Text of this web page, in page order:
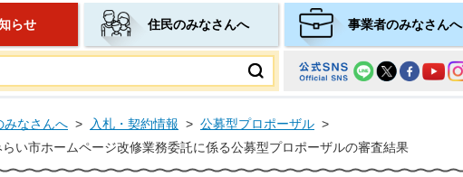
ームページ
らせ 住民のみなさんへ 事業者のみなさんへ
みなさんへ > 入札・契約情報 > 公募型プロポーザル >
い市ホームページ改修業務委託に係る公募型プロポーザルの審査結果